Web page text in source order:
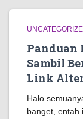
Sambil
Link
Halo
banget, entah